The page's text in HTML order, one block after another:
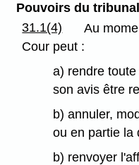
Pouvoirs du tribunal
31.1(4)
Au
Cour peut :
a) rendre
son avis être
b) annuler,
ou en partie la
b) renvoyer